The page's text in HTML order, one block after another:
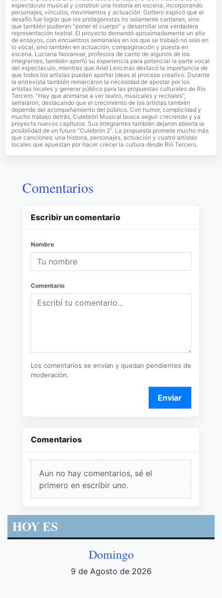
espectáculo musical y construir una historia en escena, incorporando
personajes, vínculos, movimientos y actuación. Gottero explicó que el
desafío fue lograr que los protagonistas no solamente cantaran, sino
que también pudieran “poner el cuerpo” y desarrollar una verdadera
representación teatral. El proyecto demandó aproximadamente un año
de ensayos, con encuentros semanales en los que se trabajó no solo en
lo vocal, sino también en actuación, compaginación y puesta en
escena. Luciana Novarese, profesora de canto de algunos de los
integrantes, también aportó su experiencia para potenciar la parte vocal
del espectáculo, mientras que Ariel Lencinas destacó la importancia de
que todos los artistas puedan aportar ideas al proceso creativo. Durante
la entrevista también remarcaron la necesidad de apostar por los
artistas locales y generar público para las propuestas culturales de Río
Tercero. “Hay que animarse a ver teatro, musicales y recitales”,
señalaron, destacando que el crecimiento de los artistas también
depende del acompañamiento del público. Con humor, complicidad y
mucho trabajo detrás, Culebrón Musical busca seguir creciendo y ya
proyecta nuevos capítulos. Sus integrantes también dejaron abierta la
posibilidad de un futuro “Culebrón 2”. La propuesta promete mucho más
que canciones: una historia, personajes, actuación y cuatro artistas
locales que apuestan por hacer crecer la cultura desde Río Tercero.
Comentarios
Escribir un comentario
Nombre
Comentario
Los comentarios se envían y quedan pendientes de
moderación.
Enviar
Comentarios
Aun no hay comentarios, sé el
primero en escribir uno.
HOY ES
Domingo
9 de Agosto de 2026